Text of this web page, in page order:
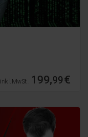
inkl. MwSt. 199,99€